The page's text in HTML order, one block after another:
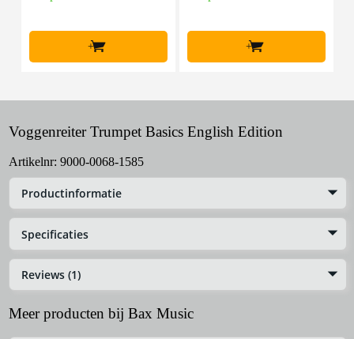
+ +
Voggenreiter Trumpet Basics English Edition
Artikelnr: 9000-0068-1585
Productinformatie
Specificaties
Reviews (1)
Meer producten bij Bax Music